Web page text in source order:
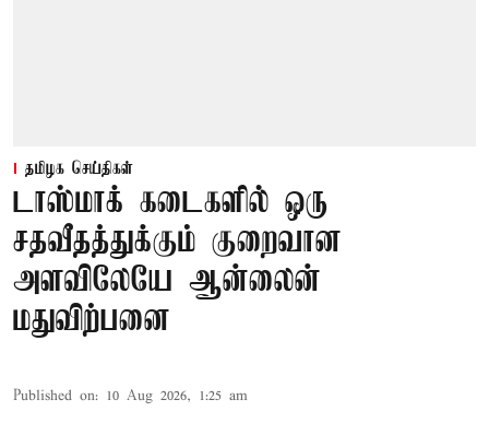
தமிழக செய்திகள்
டாஸ்மாக் கடைகளில் ஒரு
சதவீதத்துக்கும் குறைவான
அளவிலேயே ஆன்லைன்
மதுவிற்பனை
Published on: 10 Aug 2026, 1:25 am